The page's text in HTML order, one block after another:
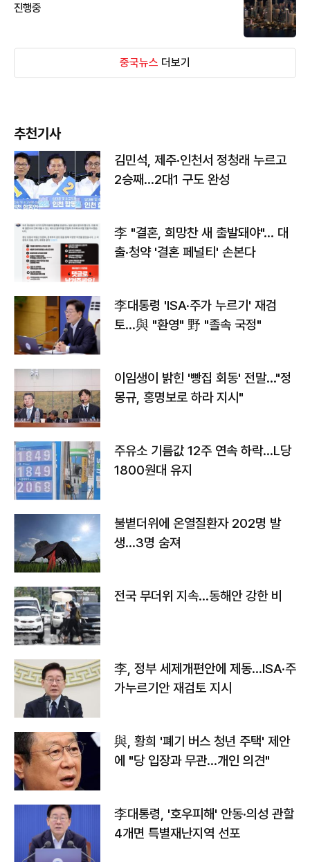
진행중
중국뉴스 더보기
추천기사
김민석, 제주·인천서 정청래 누르고
2승째…2대1 구도 완성
李 "결혼, 희망찬 새 출발돼야"… 대
출·청약 '결혼 페널티' 손본다
李대통령 'ISA·주가 누르기' 재검
토…與 "환영" 野 "졸속 국정"
이임생이 밝힌 '빵집 회동' 전말…"정
몽규, 홍명보로 하라 지시"
주유소 기름값 12주 연속 하락…L당
1800원대 유지
불볕더위에 온열질환자 202명 발
생…3명 숨져
전국 무더위 지속…동해안 강한 비
李, 정부 세제개편안에 제동…ISA·주
가누르기안 재검토 지시
與, 황희 '폐기 버스 청년 주택' 제안
에 "당 입장과 무관…개인 의견"
李대통령, '호우피해' 안동·의성 관할
4개면 특별재난지역 선포